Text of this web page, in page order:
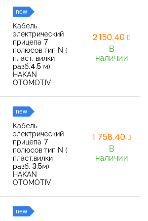
new
Кабель
электрический
прицепа 7
полюсов тип N (
пласт. вилки
разб.4.5 м)
HAKAN
OTOMOTIV
2 150,40
В
наличии
new
Кабель
электрический
прицепа 7
полюсов тип N (
пласт.вилки
разб. 3.5м)
HAKAN
OTOMOTIV
1 758,40
В
наличии
new